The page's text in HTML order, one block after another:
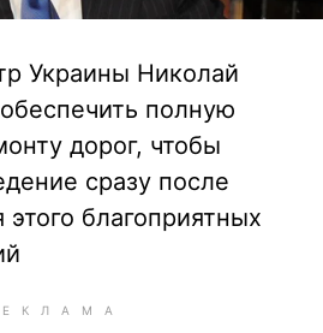
Украины Николай
полную
дорог, чтобы
сразу после
благоприятных